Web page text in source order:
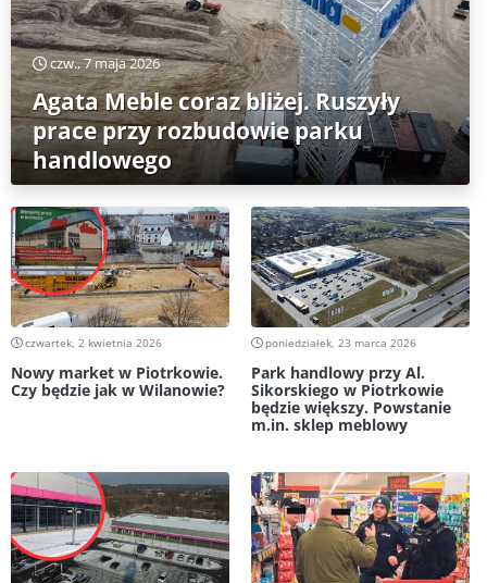
czw., 7 maja 2026
Agata Meble coraz bliżej. Ruszyły
prace przy rozbudowie parku
handlowego
czwartek, 2 kwietnia 2026
Nowy market w Piotrkowie.
Czy będzie jak w Wilanowie?
poniedziałek, 23 marca 2026
Park handlowy przy Al.
Sikorskiego w Piotrkowie
będzie większy. Powstanie
m.in. sklep meblowy